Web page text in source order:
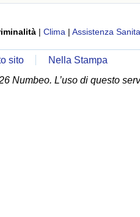
| Clima | Assistenza
sito
Nella Stampa
Numbeo. L’uso di questo